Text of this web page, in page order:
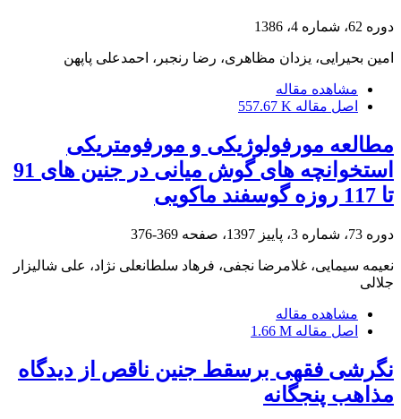
دوره 62، شماره 4، 1386
امین بحیرایی، یزدان مظاهری، رضا رنجبر، احمدعلی پاپهن
مشاهده مقاله
اصل مقاله 557.67 K
مطالعه مورفولوژیکی و مورفومتریکی
استخوانچه های گوش میانی در جنین های 91
تا 117 روزه گوسفند ماکویی
دوره 73، شماره 3، پاییز 1397، صفحه 369-376
نعیمه سیمایی، غلامرضا نجفی، فرهاد سلطانعلی نژاد، علی شالیزار
جلالی
مشاهده مقاله
اصل مقاله 1.66 M
نگرشی فقهی برسقط جنین ناقص از دیدگاه
مذاهب پنجگانه